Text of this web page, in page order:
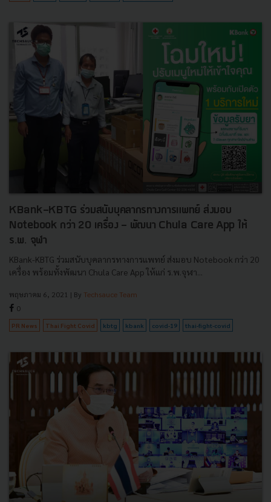
KBank-KBTG ร่วมสนับบุคลากรทางการแพทย์ ส่งมอบ
Notebook กว่า 20 เครื่อง - พัฒนา Chula Care App ให้
ร.พ. จุฬา
KBank-KBTG ร่วมสนับบุคลากรทางการแพทย์ ส่งมอบ Notebook กว่า 20
เครื่อง พร้อมทั้งพัฒนา Chula Care App ให้แก่ ร.พ.จุฬา...
พฤษภาคม 6, 2021 | By Techsauce Team
0
PR News Thai Fight Covid kbtg kbank covid-19 thai-fight-covid